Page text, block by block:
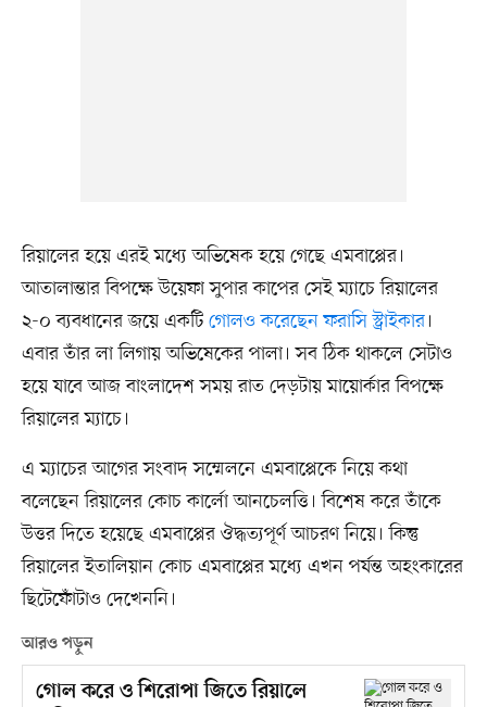
রিয়ালের হয়ে এরই মধ্যে অভিষেক হয়ে গেছে এমবাপ্পের।
আতালান্তার বিপক্ষে উয়েফা সুপার কাপের সেই ম্যাচে রিয়ালের
২-০ ব্যবধানের জয়ে একটি গোলও করেছেন ফরাসি স্ট্রাইকার।
এবার তাঁর লা লিগায় অভিষেকের পালা। সব ঠিক থাকলে সেটাও
হয়ে যাবে আজ বাংলাদেশ সময় রাত দেড়টায় মায়োর্কার বিপক্ষে
রিয়ালের ম্যাচে।
এ ম্যাচের আগের সংবাদ সম্মেলনে এমবাপ্পেকে নিয়ে কথা
বলেছেন রিয়ালের কোচ কার্লো আনচেলত্তি। বিশেষ করে তাঁকে
উত্তর দিতে হয়েছে এমবাপ্পের ঔদ্ধত্যপূর্ণ আচরণ নিয়ে। কিন্তু
রিয়ালের ইতালিয়ান কোচ এমবাপ্পের মধ্যে এখন পর্যন্ত অহংকারের
ছিটেফোঁটাও দেখেননি।
আরও পড়ুন
গোল করে ও শিরোপা জিতে রিয়ালে